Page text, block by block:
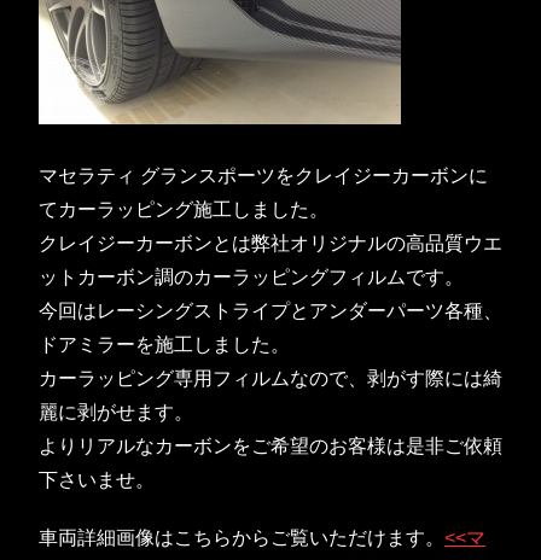
マセラティ グランスポーツをクレイジーカーボンに
てカーラッピング施工しました。
クレイジーカーボンとは弊社オリジナルの高品質ウエ
ットカーボン調のカーラッピングフィルムです。
今回はレーシングストライプとアンダーパーツ各種、
ドアミラーを施工しました。
カーラッピング専用フィルムなので、剥がす際には綺
麗に剥がせます。
よりリアルなカーボンをご希望のお客様は是非ご依頼
下さいませ。
車両詳細画像はこちらからご覧いただけます。 <<マ